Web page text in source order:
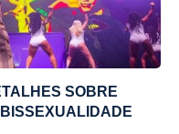
SOBRE